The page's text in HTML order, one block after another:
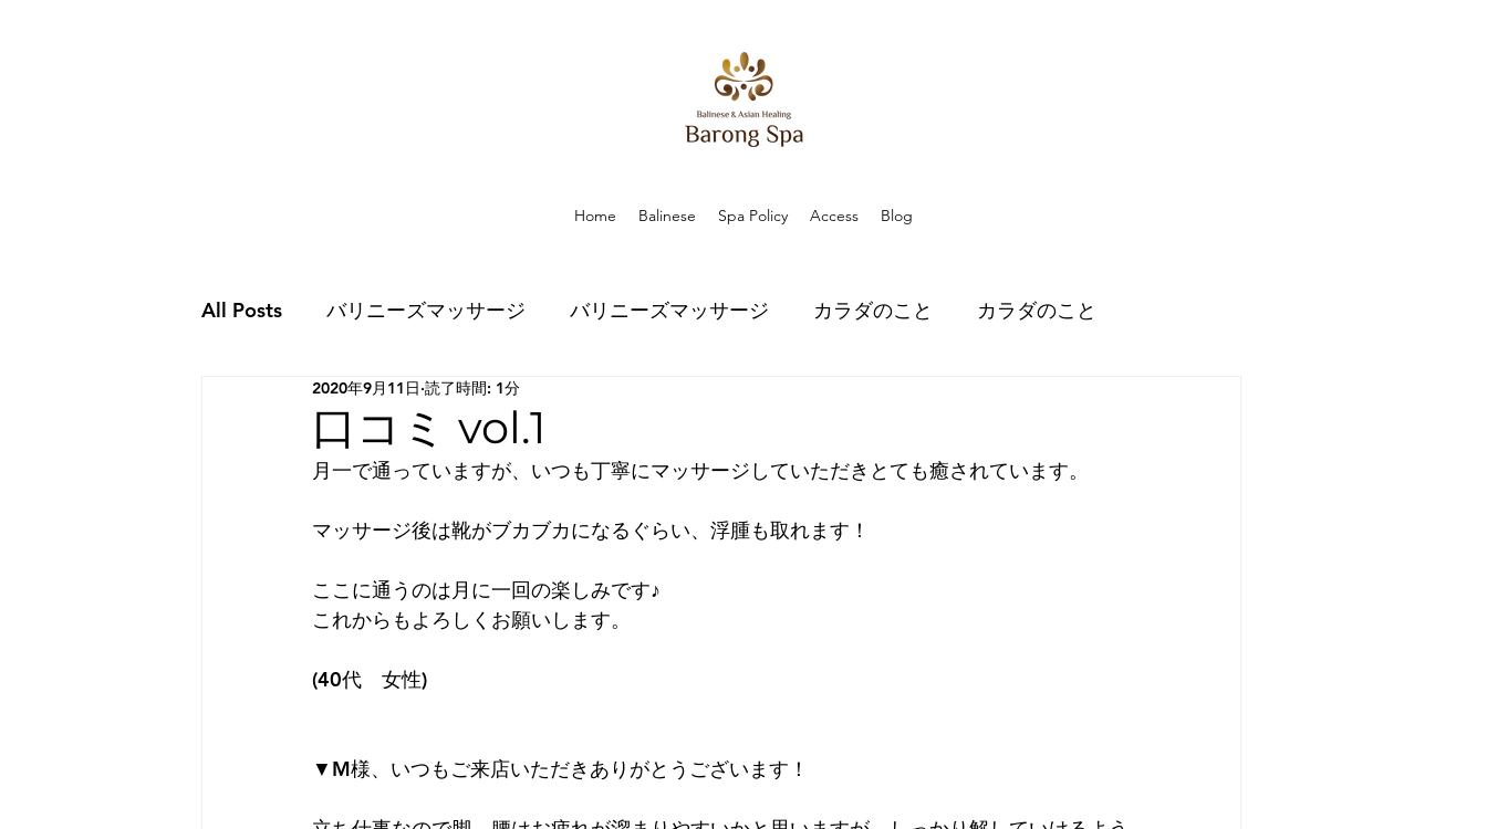
Home Balinese Spa Policy Access Blog
All Posts バリニーズマッサージ バリニーズマッサージ カラダのこと カラダのこと
ココロのこと ココロのこと
スピリチュアルな世界 口コミ 口コミ お知らせ お知らせ プライベート
無題のカテゴリー
口コミ vol.1
2020年9月11日 読了時間: 1分
月一で通っていますが、いつも丁寧にマッサージしていただきとても癒されています。
マッサージ後は靴がブカブカになるぐらい、浮腫も取れます！
ここに通うのは月に一回の楽しみです♪
これからもよろしくお願いします。
(40代　女性)
▼M様、いつもご来店いただきありがとうございます！